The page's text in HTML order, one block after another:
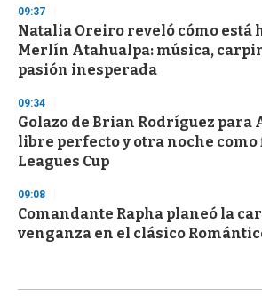
09:37
Natalia Oreiro reveló cómo está
Merlín Atahualpa: música,
pasión inesperada
09:34
Golazo de Brian Rodríguez para
libre perfecto y otra noche
Leagues Cup
09:08
Comandante Rapha planeó la
venganza en el clásico